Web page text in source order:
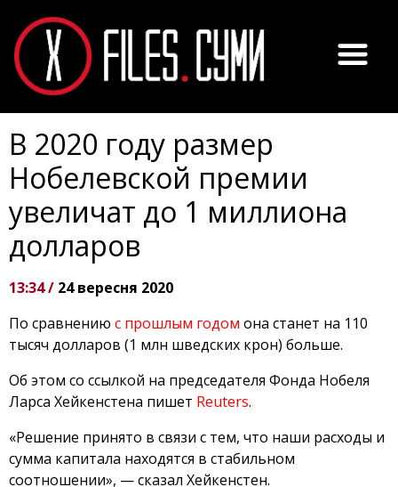
В 2020 году размер
Нобелевской премии
увеличат до 1 миллиона
долларов
13:34 / 24 вересня 2020
По сравнению с прошлым годом она станет на 110
тысяч долларов (1 млн шведских крон) больше.
Об этом со ссылкой на председателя Фонда Нобеля
Ларса Хейкенстена пишет Reuters.
«Решение принято в связи с тем, что наши расходы и
сумма капитала находятся в стабильном
соотношении», — сказал Хейкенстен.